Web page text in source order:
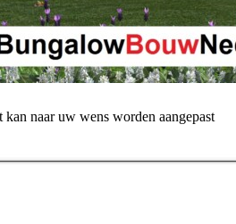
naar uw wens worden aangepast